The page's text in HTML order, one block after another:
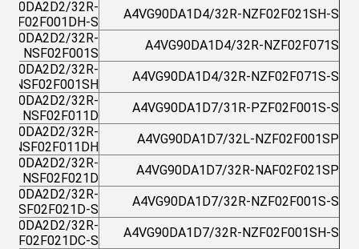
A4VG90DA1D4/32R-NZF02F021SH-S
32R-
NSF02F001DH-S
A4VG90DA1D4/32R-NZF02F071S
32R-
NSF02F001S
A4VG90DA1D4/32R-NZF02F071S-S
32R-
NSF02F001SH
A4VG90DA1D7/31R-PZF02F001S-S
32R-
NSF02F011D
A4VG90DA1D7/32L-NZF02F001SP
32R-
NSF02F011DH
A4VG90DA1D7/32R-NAF02F021SP
32R-
NSF02F021D
A4VG90DA1D7/32R-NZF02F001S-S
32R-
NSF02F021D-S
A4VG90DA1D7/32R-NZF02F001SH-S
32R-
NSF02F021DC-S